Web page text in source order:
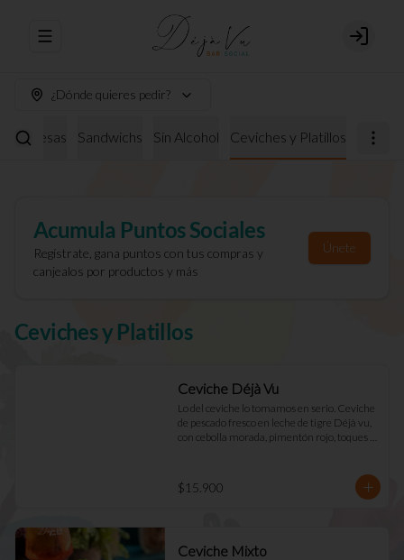
Abrir menu de navegación Login
¿Dónde quieres pedir?
Sandwichs Sin Alcohol Ceviches y Platillos
Acumula Puntos Sociales
Regístrate, gana puntos con tus compras y
canjealos por productos y más
Únete
Ceviches y Platillos
Ceviche Déjà Vu
Lo del ceviche lo tomamos en serio. Ceviche
de pescado fresco en leche de tigre Déjà vu,
con cebolla morada, pimentón rojo, toques
$15.900
Ceviche Mixto